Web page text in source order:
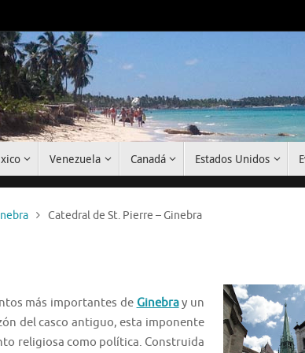
Venezuela Canadá Estados Unidos
Catedral de St. Pierre – Ginebra
más importantes de Ginebray un
del casco antiguo, esta imponente
religiosa como política. Construida